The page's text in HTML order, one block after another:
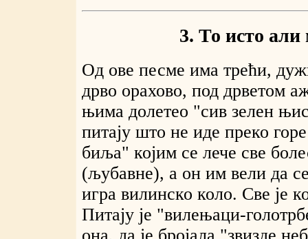
3. То исто али
Од ове песме има трећи,
дрво орахово, под дрветом
њима долетео "сив зелен
питају што не иде преко
биља" којим се лече све
(љубавне), а он им вели да
игра вилинско коло. Све је
Питају је "вилењаци-
она, да је бројала "звизде